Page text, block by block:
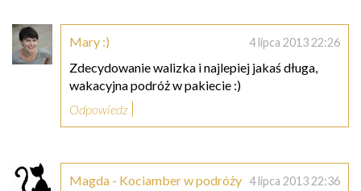
Mary :) 4 lipca 2013 22:26
Zdecydowanie walizka i najlepiej jakaś długa,
wakacyjna podróż w pakiecie :)
Odpowiedz
Magda - Kociamber w podróży 4 lipca 2013 22:36